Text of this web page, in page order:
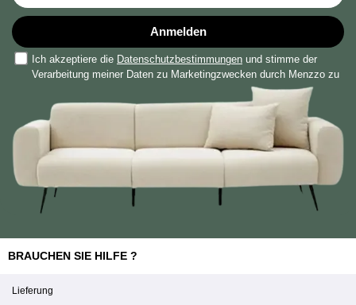
Anmelden
Ich akzeptiere die Datenschutzbestimmungen und stimme der
Verarbeitung meiner Daten zu Marketingzwecken durch Menzzo zu
BRAUCHEN SIE HILFE ?
Lieferung